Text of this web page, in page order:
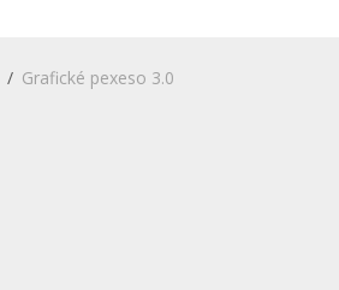
/ Grafické pexeso 3.0